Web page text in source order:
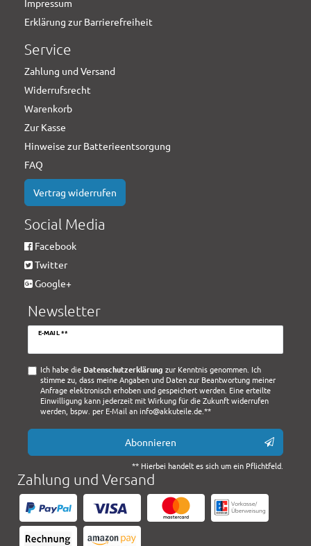
Impressum
Erklärung zur Barrierefreiheit
Service
Zahlung und Versand
Widerrufsrecht
Warenkorb
Zur Kasse
Hinweise zur Batterieentsorgung
FAQ
Vertrag widerrufen
Social Media
Facebook
Twitter
Google+
Newsletter
E-MAIL **
Newsletter
Ich habe die Daten­schutz­erklärung zur Kenntnis genommen. Ich
stimme zu, dass meine Angaben und Daten zur Beantwortung meiner
Anfrage elektronisch erhoben und gespeichert werden. Eine erteilte
Einwilligung kann jederzeit mit Wirkung für die Zukunft widerrufen
werden, bspw. per E-Mail an info@akkuteile.de.**
Abonnieren
** Hierbei handelt es sich um ein Pflichtfeld.
Zahlung und Versand